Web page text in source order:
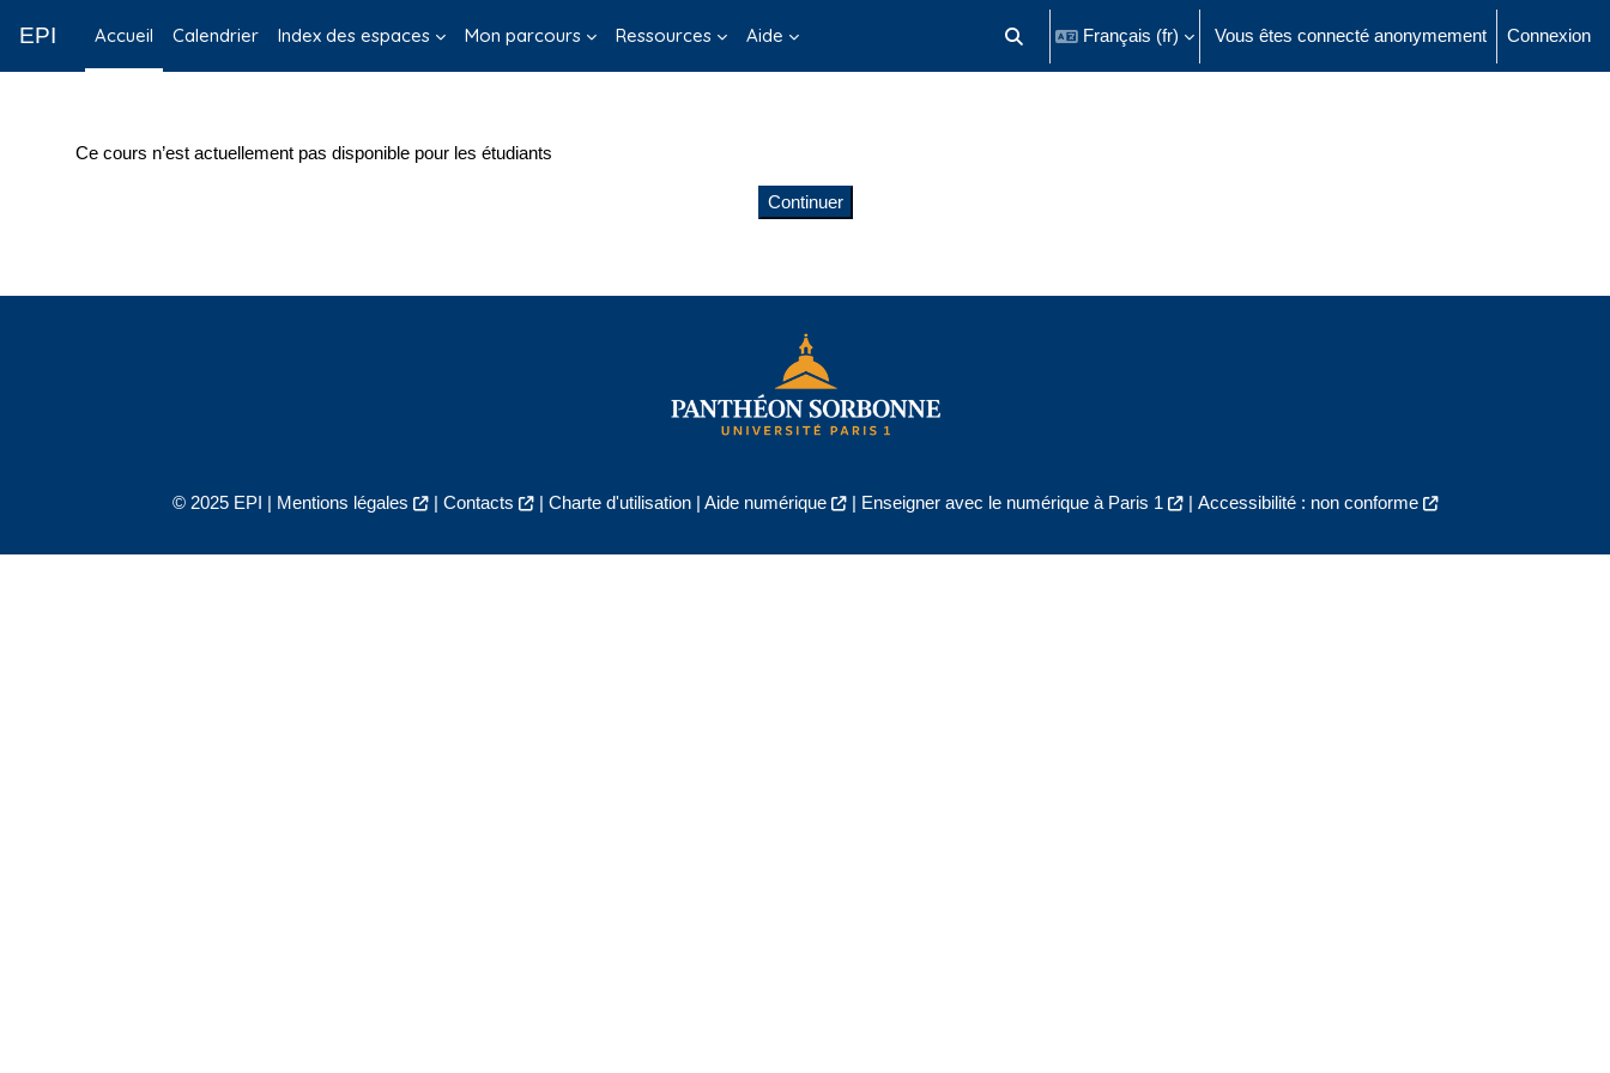
EPI Accueil Calendrier Index des espaces Mon parcours Ressources Aide Activer/désactiver la saisie de recherche
Français ‎(fr)‎ Vous êtes connecté anonymement Connexion
Ce cours n’est actuellement pas disponible pour les étudiants
Continuer
© 2025 EPI | Mentions légales | Contacts | Charte d'utilisation| Aide numérique | Enseigner avec le numérique à Paris 1 | Accessibilité : non conforme